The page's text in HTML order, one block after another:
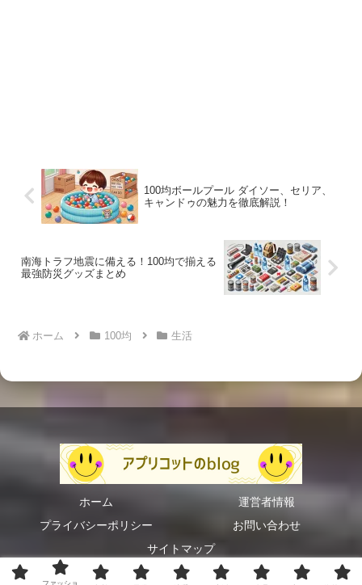
100均ボールプール ダイソー、セリア、
キャンドゥの魅力を徹底解説！
南海トラフ地震に備える！100均で揃える
最強防災グッズまとめ
ホーム 100均 生活
ホーム
運営者情報
プライバシーポリシー
お問い合わせ
サイトマップ
© 2023 アプリコットのblog.
ファッショ